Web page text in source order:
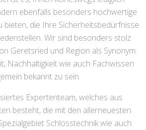
ebenfalls besonders hochwertige
bieten, die Ihre Sicherheitsbedürfnisse
Wir sind besonders stolz
Geretsried und Region als Synonym
Nachhaltigkeit wie auch Fachwissen
bekannt zu sein.
Expertenteam, welches aus
besteht, die mit den allerneuesten
Schlosstechnik wie auch